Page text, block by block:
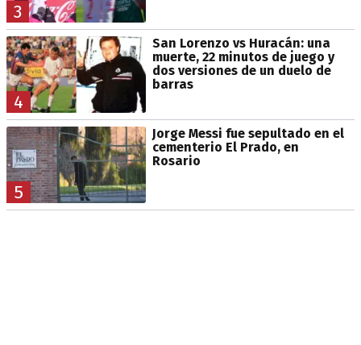
3
4
San Lorenzo vs Huracán: una
muerte, 22 minutos de juego y
dos versiones de un duelo de
barras
5
Jorge Messi fue sepultado en el
cementerio El Prado, en
Rosario